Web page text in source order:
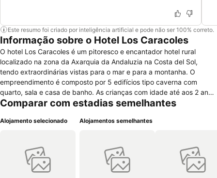
Este resumo foi criado por inteligência artificial e pode não ser 100% correto.
Informação sobre o Hotel Los Caracoles
O hotel Los Caracoles é um pitoresco e encantador hotel rural
localizado na zona da Axarquia da Andaluzia na Costa del Sol,
tendo extraordinárias vistas para o mar e para a montanha. O
empreendimento é composto por 5 edifícios tipo caverna com
quarto, sala e casa de banho. As crianças com idade até aos 2 anos
são alojadas sem qualquer custo adicional. Tem ainda 6 quartos
com o seu próprio terraço. O hotel dispõe de quarto para não
gratuita nas áreas públicas, parque de estacionamento grátis, bar
com terraço e restaurante. No restaurante poderá saborear um
delicioso menu de pratos tradicionais da cozinha mediterrânica,
Comparar com estadias semelhantes
Alojamento selecionado Alojamentos semelhantes